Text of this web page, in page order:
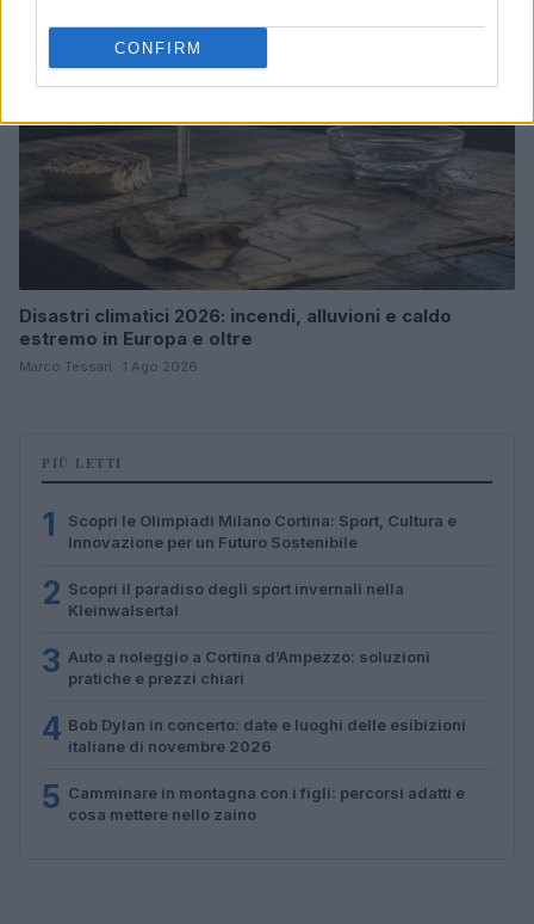
CONFIRM
Disastri climatici 2026: incendi, alluvioni e caldo
estremo in Europa e oltre
Marco Tessari · 1 Ago 2026
PIÙ LETTI
1
Scopri le Olimpiadi Milano Cortina: Sport, Cultura e
Innovazione per un Futuro Sostenibile
2 Scopri il paradiso degli sport invernali nella
Kleinwalsertal
3 Auto a noleggio a Cortina d’Ampezzo: soluzioni
pratiche e prezzi chiari
4 Bob Dylan in concerto: date e luoghi delle esibizioni
italiane di novembre 2026
5 Camminare in montagna con i figli: percorsi adatti e
cosa mettere nello zaino